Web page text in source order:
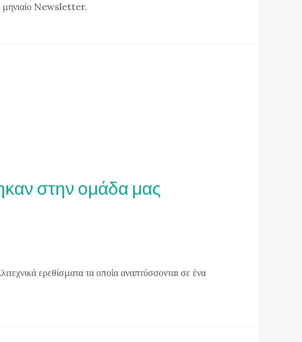
μηνιαίο Newsletter.
στην ομάδα μας
ερεθίσματα τα οποία αναπτύσσονται σε ένα